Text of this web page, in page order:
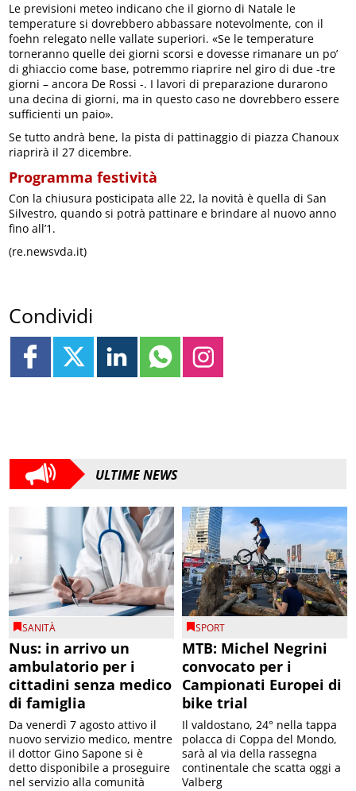
Le previsioni meteo indicano che il giorno di Natale le
temperature si dovrebbero abbassare notevolmente, con il
foehn relegato nelle vallate superiori. «Se le temperature
torneranno quelle dei giorni scorsi e dovesse rimanare un po’
di ghiaccio come base, potremmo riaprire nel giro di due -tre
giorni – ancora De Rossi -. I lavori di preparazione durarono
una decina di giorni, ma in questo caso ne dovrebbero essere
sufficienti un paio».
Se tutto andrà bene, la pista di pattinaggio di piazza Chanoux
riaprirà il 27 dicembre.
Programma festività
Con la chiusura posticipata alle 22, la novità è quella di San
Silvestro, quando si potrà pattinare e brindare al nuovo anno
fino all’1.
(re.newsvda.it)
Condividi
ULTIME NEWS
SANITÀ
Nus: in arrivo un
ambulatorio per i
cittadini senza medico
di famiglia
Da venerdì 7 agosto attivo il
nuovo servizio medico, mentre
il dottor Gino Sapone si è
detto disponibile a proseguire
nel servizio alla comunità
SPORT
MTB: Michel Negrini
convocato per i
Campionati Europei di
bike trial
Il valdostano, 24° nella tappa
polacca di Coppa del Mondo,
sarà al via della rassegna
continentale che scatta oggi a
Valberg